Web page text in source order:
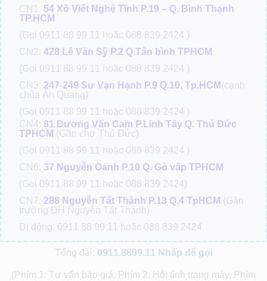
CN1: 54 Xô Viết Nghệ Tĩnh P.19 – Q. Bình Thạnh
TP.HCM
(Gọi 0911 88 99 11 hoặc 088 839 2424 )
CN2: 428 Lê Văn Sỹ P.2 Q.Tân bình TPHCM
(Gọi 0911 88 99 11 hoặc 088 839 2424 )
CN3: 247-249 Sư Vạn Hạnh P.9 Q.10, Tp.HCM (cạnh
chùa Ấn Quang)
(Gọi 0911 88 99 11 hoặc 088 839 2424 )
CN4: 81 Dương Văn Cam P.Linh Tây Q. Thủ Đức
TPHCM (Gần chợ Thủ Đức)
(Gọi 0911 88 99 11 hoặc 088 839 2424 )
CN6: 37 Nguyễn Oanh P.10 Q. Gò vấp TPHCM
(Gọi 0911 88 99 11 hoặc 088 839 2424)
CN7: 288 Nguyễn Tất Thành P.13 Q.4 TpHCM (Gần
trường ĐH Nguyễn Tất Thành)
Di động: 0911 88 99 11 hoặc 088 839 2424
Tổng đài: 0911.8899.11 Nhấp để gọi
(Phím 1: Tư vấn báo giá, Phím 2: Hỏi tình trạng máy, Phím